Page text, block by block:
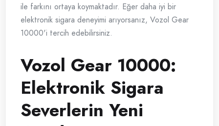
ile farkını ortaya koymaktadır. Eğer daha iyi bir
elektronik sigara deneyimi arıyorsanız, Vozol Gear
10000'i tercih edebilirsiniz.
Vozol Gear 10000:
Elektronik Sigara
Severlerin Yeni